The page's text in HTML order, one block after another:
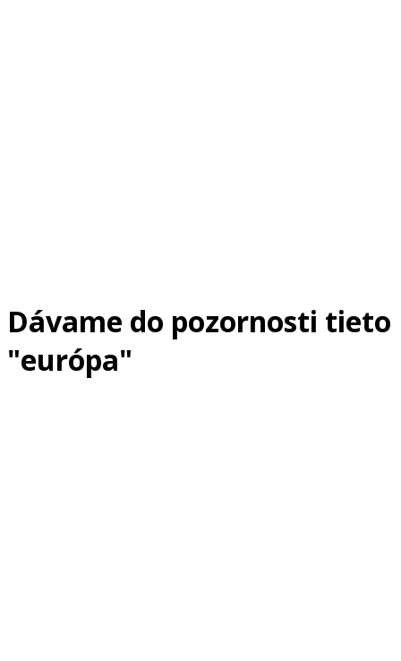
Dávame do pozornosti tieto
"európa"